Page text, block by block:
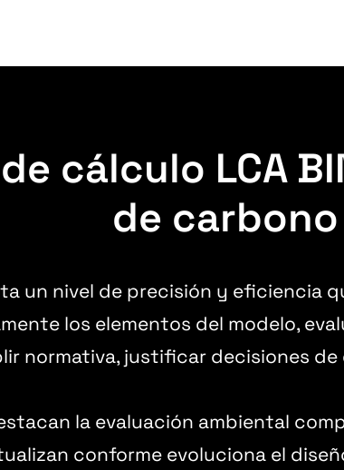
cálculo LCA
de carbono
un nivel de precisión y
los elementos del modelo,
normativa, justificar decisiones
la evaluación ambiental
conforme evoluciona el